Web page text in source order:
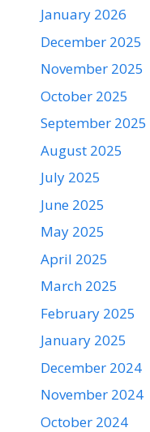
January 2026
December 2025
November 2025
October 2025
September 2025
August 2025
July 2025
June 2025
May 2025
April 2025
March 2025
February 2025
January 2025
December 2024
November 2024
October 2024